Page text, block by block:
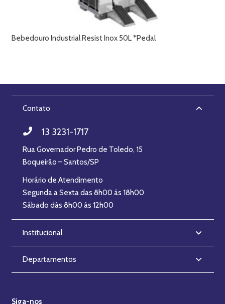
Bebedouro Industrial Resist Inox 50L *Pedal
Contato
13 3231-1717
Rua Governador Pedro de Toledo, 15
Boqueirão – Santos/SP
Horário de Atendimento
Segunda a Sexta das 8h00 ás 18h00
Sábado dás 8h00 ás 12h00
Institucional
Departamentos
Siga-nos